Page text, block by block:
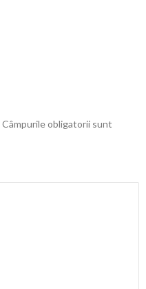
Câmpurile obligatorii sunt